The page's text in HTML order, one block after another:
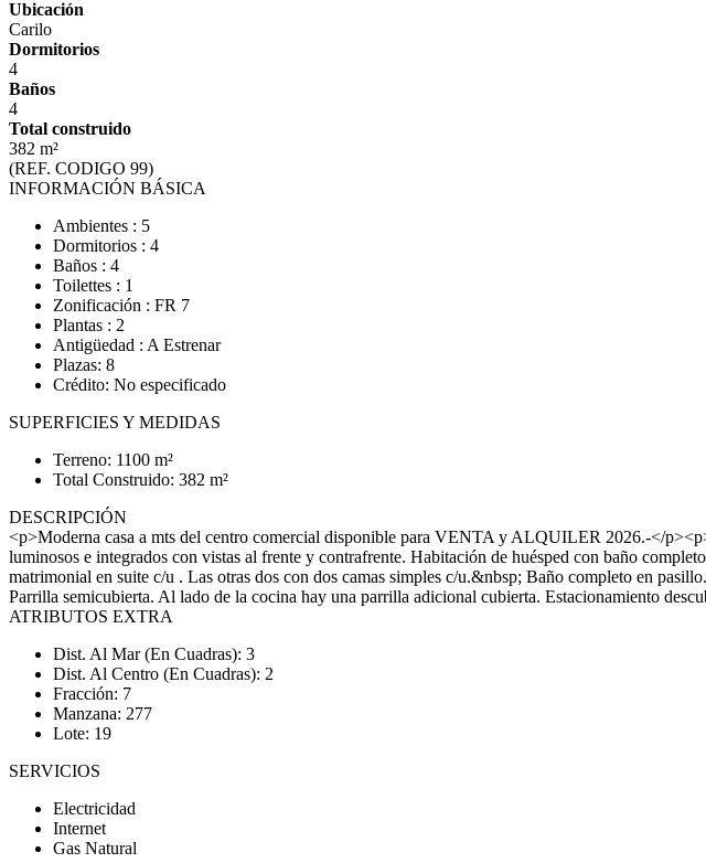
Ubicación
Carilo
Dormitorios
4
Baños
4
Total construido
382 m²
(REF. CODIGO 99)
INFORMACIÓN BÁSICA
Ambientes : 5
Dormitorios : 4
Baños : 4
Toilettes : 1
Zonificación : FR 7
Plantas : 2
Antigüedad : A Estrenar
Plazas: 8
Crédito: No especificado
SUPERFICIES Y MEDIDAS
Terreno: 1100 m²
Total Construido: 382 m²
DESCRIPCIÓN
<p>Moderna casa a mts del centro comercial disponible para VENTA y ALQUILER 2026.-</
luminosos e integrados con vistas al frente y contrafrente. Habitación de huésped con baño
matrimonial en suite c/u . Las otras dos con dos camas simples c/u.&nbsp; Baño completo en
Parrilla semicubierta. Al lado de la cocina hay una parrilla adicional cubierta. Estacionamiento
ATRIBUTOS EXTRA
Dist. Al Mar (En Cuadras): 3
Dist. Al Centro (En Cuadras): 2
Fracción: 7
Manzana: 277
Lote: 19
SERVICIOS
Electricidad
Internet
Gas Natural